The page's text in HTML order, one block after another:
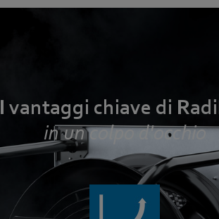
I vantaggi chiave di
in un colpo d'occhio